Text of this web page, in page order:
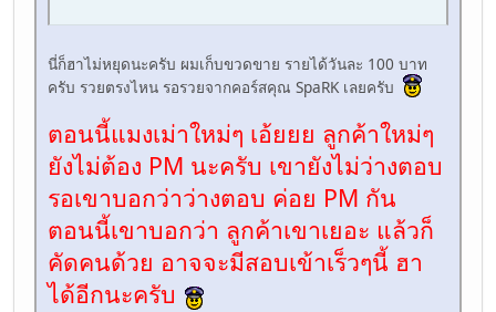
นี่ก็ฮาไม่หยุดนะครับ ผมเก็บขวดขาย รายได้วันละ 100 บาท
ครับ รวยตรงไหน รอรวยจากคอร์สคุณ SpaRK เลยครับ
ตอนนี้แมงเม่าใหม่ๆ เอ้ยยย ลูกค้าใหม่ๆ
ยังไม่ต้อง PM นะครับ เขายังไม่ว่างตอบ
รอเขาบอกว่าว่างตอบ ค่อย PM กัน
ตอนนี้เขาบอกว่า ลูกค้าเขาเยอะ แล้วก็
คัดคนด้วย อาจจะมีสอบเข้าเร็วๆนี้ ฮา
ได้อีกนะครับ